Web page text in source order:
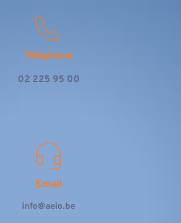
Téléphone
02 225 95 00
Email
info@aeio.be